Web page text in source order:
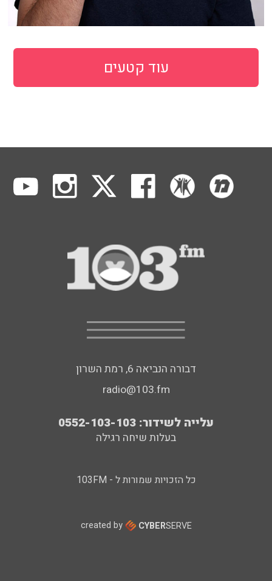
עוד קטעים
דבורה הנביאה 6, רמת השרון
radio@103.fm
עלייה לשידור: 0552-103-103
בעלות שיחה רגילה
כל הזכויות שמורות ל - 103FM
created by CYBERSERVE